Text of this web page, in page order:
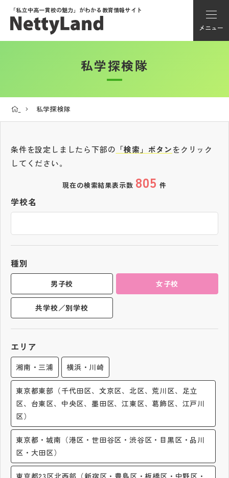
「私立中高一貫校の魅力」がわかる教育情報サイト
メニュー
アカウント登録
メニュー
学校選び
私学探検隊
説明会・イベント情報
よみもの
学校HP最新情報
特集
NettyLandかわら版
その他
私学探検隊
私学探検隊
条件を設定しましたら下部の 「検索」ボタンをクリック
してください。
現在の検索結果表示数 805 件
学校名
種別
男子校 女子校
共学校／別学校
エリア
湘南・三浦 横浜・川崎
東京都東部（千代田区、文京区、北区、荒川区、足立
区、台東区、中央区、墨田区、江東区、葛飾区、江戸川
区）
東京都・城南（港区・世田谷区・渋谷区・目黒区・品川
区・大田区）
東京都23区北西部（新宿区・豊島区・板橋区・中野区・